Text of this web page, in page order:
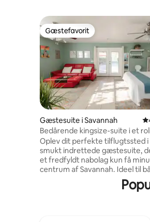
Gæstefavorit
Gæstefavorit
Gæstesuite i Savannah
Bedårende kingsize-suite i et
nabolag
Oplev dit perfekte tilflugtssted i
smukt indrettede gæstesuite,
et fredfyldt nabolag kun få
centrum af Savannah. Ideel til
og bekvemmelighed. 13
til centrum af Savannah, 5